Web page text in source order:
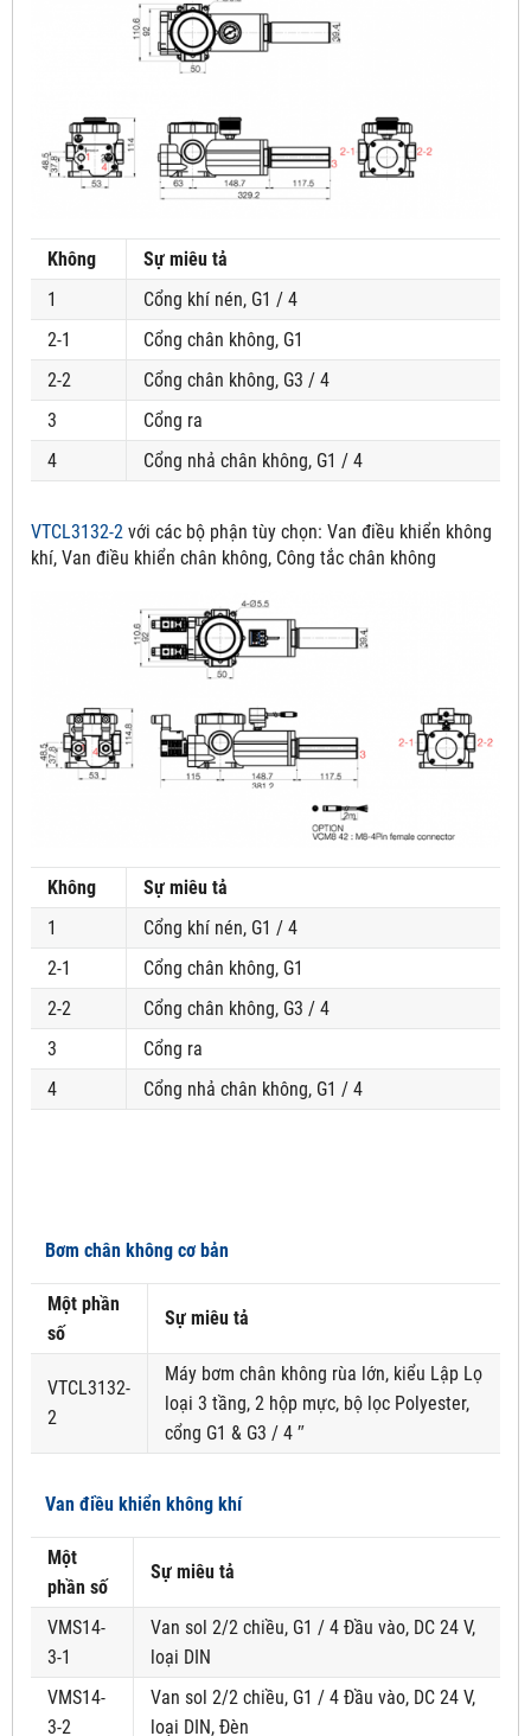
Không
Sự miêu tả
1
Cổng khí nén, G1 / 4
2-1
Cổng chân không, G1
2-2
Cổng chân không, G3 / 4
3
Cổng ra
4
Cổng nhả chân không, G1 / 4
VTCL3132-2 với các bộ phận tùy chọn: Van điều khiển không
khí, Van điều khiển chân không, Công tắc chân không
Không
Sự miêu tả
1
Cổng khí nén, G1 / 4
2-1
Cổng chân không, G1
2-2
Cổng chân không, G3 / 4
3
Cổng ra
4
Cổng nhả chân không, G1 / 4
Bơm chân không cơ bản
Một phần
số
Sự miêu tả
VTCL3132-
2
Máy bơm chân không rùa lớn, kiểu Lập Lọ
loại 3 tầng, 2 hộp mực, bộ lọc Polyester,
cổng G1 & G3 / 4 ″
Van điều khiển không khí
Một
phần số
Sự miêu tả
VMS14-
3-1
Van sol 2/2 chiều, G1 / 4 Đầu vào, DC 24 V,
loại DIN
VMS14-
3-2
Van sol 2/2 chiều, G1 / 4 Đầu vào, DC 24 V,
loại DIN, Đèn